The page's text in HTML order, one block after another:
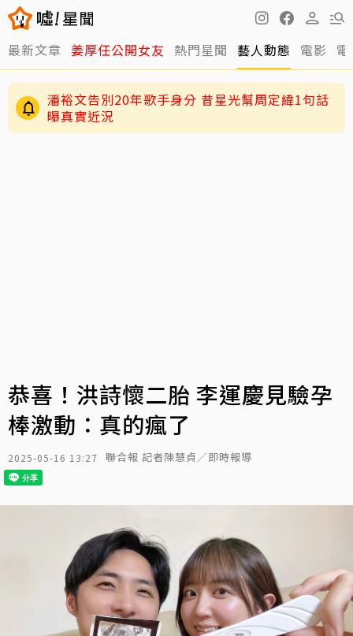
最新文章 姜厚任公開女友 熱門星聞 藝人動態 電影
潘裕文告別20年歌手身分 昔星光幫周定緯1句話
曝真實近況
恭喜！洪詩懷二胎 李運慶見驗孕
棒激動：真的瘋了
2025-05-16 13:27 聯合報 記者陳慧貞／即時報導